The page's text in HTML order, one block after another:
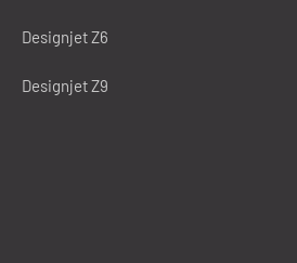
Designjet Z6
Designjet Z9